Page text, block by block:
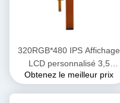
320RGB*480 IPS Affichage
LCD personnalisé 3,5
pouces 350cd/M2
Obtenez le meilleur prix